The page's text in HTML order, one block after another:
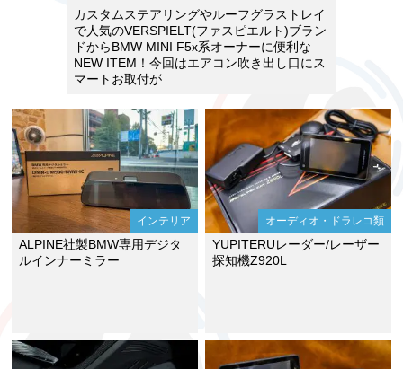
カスタムステアリングやルーフグラストレイ
で人気のVERSPIELT(ファスピエルト)ブラン
ドからBMW MINI F5x系オーナーに便利な
NEW ITEM！今回はエアコン吹き出し口にス
マートお取付が…
インテリア
ALPINE社製BMW専用デジタ
ルインナーミラー
オーディオ・ドラレコ類
YUPITERUレーダー/レーザー
探知機Z920L